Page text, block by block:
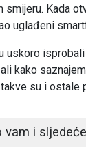
smijeru. Kada
uglađeni
uskoro
kako
su i ostale
vam i